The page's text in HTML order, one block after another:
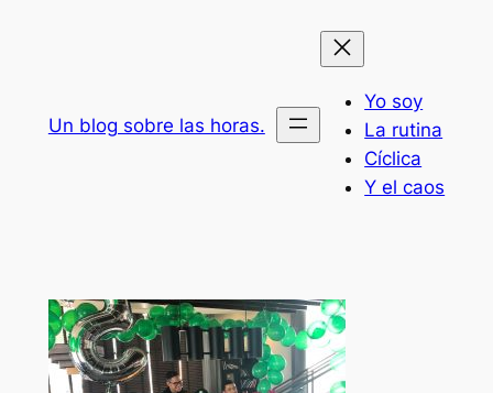
Un blog sobre las horas.
Yo soy
La rutina
Cíclica
Y el caos